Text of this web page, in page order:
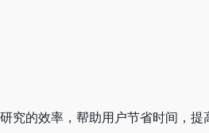
的效率，帮助用户节省时间，提